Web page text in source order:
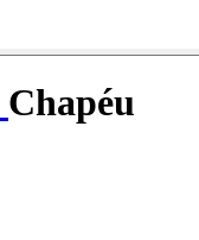
Chapéu